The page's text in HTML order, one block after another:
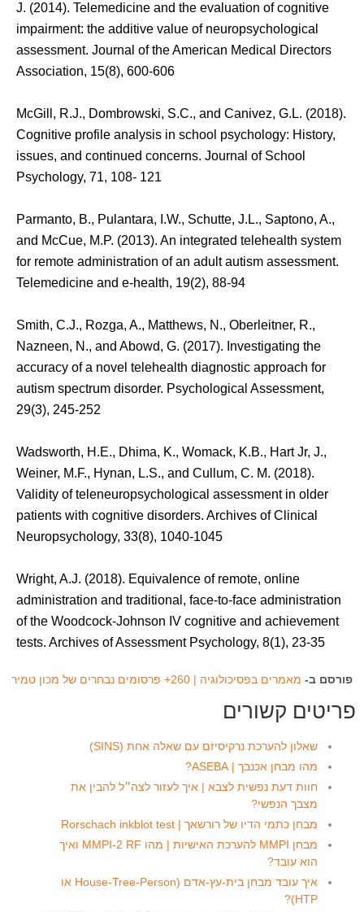
J. (2014). Telemedicine and the evaluation of cognitive
impairment: the additive value of neuropsychological
assessment. Journal of the American Medical Directors
Association, 15(8), 600-606
McGill, R.J., Dombrowski, S.C., and Canivez, G.L. (2018).
Cognitive profile analysis in school psychology: History,
issues, and continued concerns. Journal of School
Psychology, 71, 108- 121
Parmanto, B., Pulantara, I.W., Schutte, J.L., Saptono, A.,
and McCue, M.P. (2013). An integrated telehealth system
for remote administration of an adult autism assessment.
Telemedicine and e-health, 19(2), 88-94
Smith, C.J., Rozga, A., Matthews, N., Oberleitner, R.,
Nazneen, N., and Abowd, G. (2017). Investigating the
accuracy of a novel telehealth diagnostic approach for
autism spectrum disorder. Psychological Assessment,
29(3), 245-252
Wadsworth, H.E., Dhima, K., Womack, K.B., Hart Jr, J.,
Weiner, M.F., Hynan, L.S., and Cullum, C. M. (2018).
Validity of teleneuropsychological assessment in older
patients with cognitive disorders. Archives of Clinical
Neuropsychology, 33(8), 1040-1045
Wright, A.J. (2018). Equivalence of remote, online
administration and traditional, face-to-face administration
of the Woodcock-Johnson IV cognitive and achievement
tests. Archives of Assessment Psychology, 8(1), 23-35
פורסם ב- מאמרים בפסיכולוגיה | 260+ פרסומים נבחרים של מכון טמיר
פריטים קשורים
שאלון להערכת נרקיסיזם עם שאלה אחת (SINS)
מהו מבחן אכנבך | ASEBA?
חוות דעת נפשית לצבא | איך לעזור לצה״ל להבין את
מצבך הנפשי?
מבחן כתמי הדיו של רורשאך | Rorschach inkblot test
מבחן MMPI להערכת האישיות | מהו MMPI-2 RF ואיך
הוא עובד?
איך עובד מבחן בית-עץ-אדם (House-Tree-Person או
HTP)?